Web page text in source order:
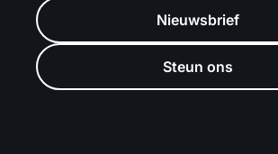
Nieuwsbrief
Steun ons